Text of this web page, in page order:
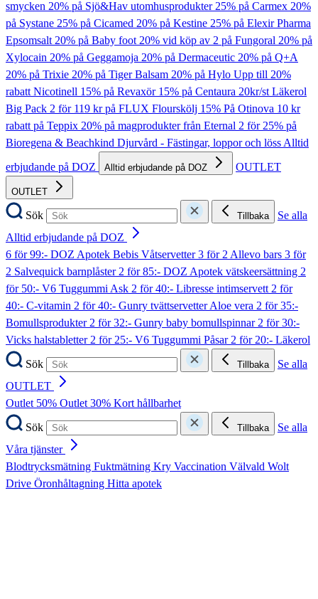
smycken 20% på Sjö&Hav utomhusprodukter25% på Carmex 20%
på Systane 25% på Cicamed 20% på Kestine 25% på Elexir Pharma
Epsomsalt20% på Baby foot20% vid köp av 2 på Fungoral 20% på
Xylocain 20% på Geggamoja 20% på Dermaceutic 20% på Q+A
20% på Trixie 20% på Tiger Balsam 20% på Hylo Upp till 20%
rabatt Nicotinell 15% på Revaxör 15% på Centaura 20kr/st Läkerol
Big Pack 2 för 119 kr på FLUX Flourskölj 15% På Otinova 10 kr
rabatt på Teppix 20% på magprodukter från Eternal 2 för 25% på
Bioregena & Beachkind Djurvård - Fästingar, loppor och lössAlltid
erbjudande på DOZ
Alltid erbjudande på DOZ OUTLET
OUTLET
Sök Tillbaka
Se alla
Alltid erbjudande på DOZ
6 för 99:- DOZ Apotek Bebis Våtservetter3 för 2 Allevo bars 3 för
2 Salvequick barnplåster2 för 85:- DOZ Apotek vätskeersättning 2
för 50:- V6 Tuggummi Ask 2 för 40:- Libresse intimservett2 för
40:- C-vitamin 2 för 40:- Gunry tvättservetter Aloe vera 2 för 35:-
Bomullsprodukter2 för 32:- Gunry baby bomullspinnar2 för 30:-
Vicks halstabletter2 för 25:- V6 Tuggummi Påsar2 för 20:- Läkerol
Sök
Tillbaka
Se alla
OUTLET
Outlet 50% Outlet 30% Kort hållbarhet
Sök
Tillbaka
Se alla
Våra tjänster
Blodtrycksmätning Fuktmätning Kry Vaccination Välvald Wolt
Drive Öronhåltagning Hitta apotek